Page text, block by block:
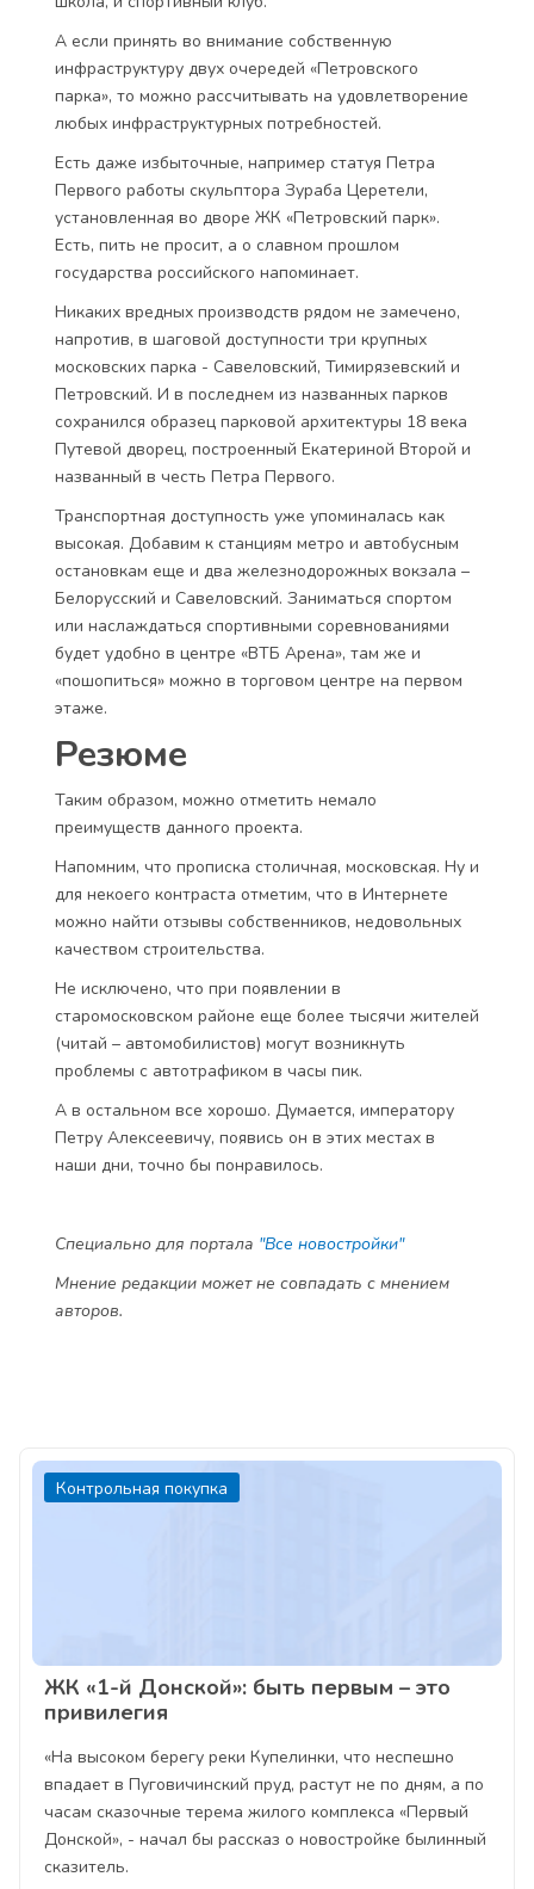
А если принять во внимание собственную
инфраструктуру двух очередей «Петровского
парка», то можно рассчитывать на удовлетворение
любых инфраструктурных потребностей.
Есть даже избыточные, например статуя Петра
Первого работы скульптора Зураба Церетели,
установленная во дворе ЖК «Петровский парк».
Есть, пить не просит, а о славном прошлом
государства российского напоминает.
Никаких вредных производств рядом не замечено,
напротив, в шаговой доступности три крупных
московских парка - Савеловский, Тимирязевский и
Петровский. И в последнем из названных парков
сохранился образец парковой архитектуры 18 века
Путевой дворец, построенный Екатериной Второй и
названный в честь Петра Первого.
Транспортная доступность уже упоминалась как
высокая. Добавим к станциям метро и автобусным
остановкам еще и два железнодорожных вокзала –
Белорусский и Савеловский. Заниматься спортом
или наслаждаться спортивными соревнованиями
будет удобно в центре «ВТБ Арена», там же и
«пошопиться» можно в торговом центре на первом
этаже.
Резюме
Таким образом, можно отметить немало
преимуществ данного проекта.
Напомним, что прописка столичная, московская. Ну и
для некоего контраста отметим, что в Интернете
можно найти отзывы собственников, недовольных
качеством строительства.
Не исключено, что при появлении в
старомосковском районе еще более тысячи жителей
(читай – автомобилистов) могут возникнуть
проблемы с автотрафиком в часы пик.
А в остальном все хорошо. Думается, императору
Петру Алексеевичу, появись он в этих местах в
наши дни, точно бы понравилось.
Специально для портала "Все новостройки"
Мнение редакции может не совпадать с мнением
авторов.
Контрольная покупка
ЖК «1-й Донской»: быть первым – это
привилегия
«На высоком берегу реки Купелинки, что неспешно
впадает в Пуговичинский пруд, растут не по дням, а по
часам сказочные терема жилого комплекса «Первый
Донской», - начал бы рассказ о новостройке былинный
сказитель.